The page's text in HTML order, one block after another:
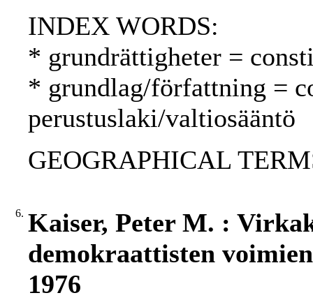
INDEX WORDS:
* grundrättigheter =
* grundlag/författning =
perustuslaki/valtiosääntö
GEOGRAPHICAL
6. Kaiser, Peter M. :
demokraattisten
1976